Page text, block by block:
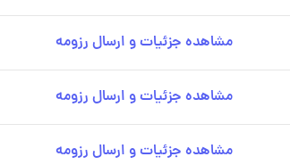
مشاهده جزئیات و ارسال رزومه
مشاهده جزئیات و ارسال رزومه
مشاهده جزئیات و ارسال رزومه